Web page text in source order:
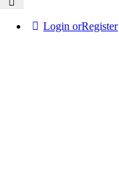
Login orRegister